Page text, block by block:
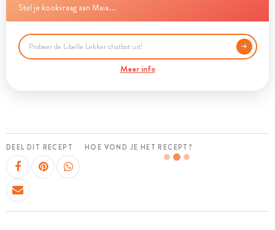
Stel je kookvraag aan Maia...
Meer info
DEEL DIT RECEPT HOE VOND JE HET RECEPT?